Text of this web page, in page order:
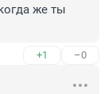
же ты
+1 –0